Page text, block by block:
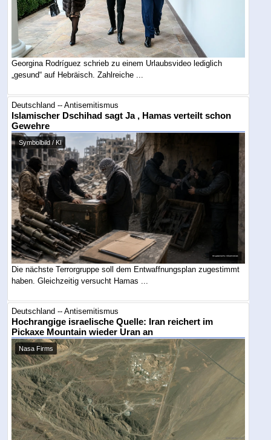
Georgina Rodríguez schrieb zu einem Urlaubsvideo lediglich
„gesund“ auf Hebräisch. Zahlreiche ...
Deutschland -- Antisemitismus
Islamischer Dschihad sagt Ja , Hamas verteilt schon
Gewehre
Symbolbild / KI
Die nächste Terrorgruppe soll dem Entwaffnungsplan zugestimmt
haben. Gleichzeitig versucht Hamas ...
Deutschland -- Antisemitismus
Hochrangige israelische Quelle: Iran reichert im
Pickaxe Mountain wieder Uran an
Nasa Firms